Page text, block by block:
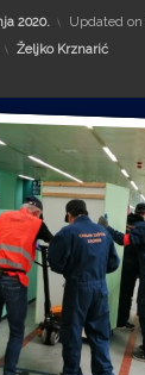
Kljaić
2020. Updated on
Kategorije:
Željko Krznarić